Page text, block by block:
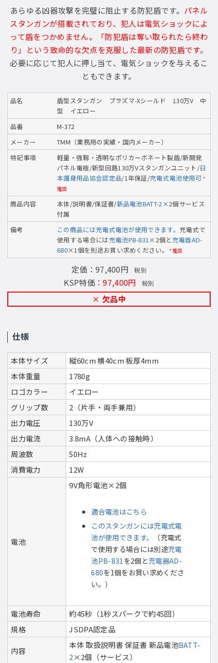
あらゆる凶器攻撃を完璧に阻止する防犯盾です。 パネル
スタンガンが搭載されており、犯人は電気ショックによ
って盾をつかめません。「防犯盾は奪い取られたら終わ
り」という致命的な欠点を克服した最新の防犯盾です。
必要に応じて犯人に押し当て、電気ショックを与えるこ
ともできます。
品名
盾型スタンガン プラズマ-Xシールド 130万V 中
型 イエロー
品番
M-372
メーカー
TMM（業務用の実績・国内メーカー）
特記事項
軽量・強靱・透明なポリカーボネート製盾/新開発
パネル電極/新型回路130万Vスタンガンユニット/日
本護身用品協会認定品/1年保証/充電式電池使用可 *
推奨
商品内容 本体/説明書/保証書/新品電池BATT-2×2個サービス
付属
備考
この商品には充電式電池が使用できます。充電式で
使用する場合には充電池PB-831×2個と充電器AD-
680×1個を別途お買い求めください。 *推奨
定価：97,400円 税別
KSP特価：97,400円 税別
欠品中
仕様
本体サイズ
縦60cm 横40cm 板厚4mm
本体重量
1780g
ロゴカラー
イエロー
グリップ数
2（片手・両手兼用）
出力電圧
130万V
出力電流
3.8mA（人体への接触時）
周波数
50Hz
消費電力
12W
電池
9V角形電池×2個
適合電池はこちら
このスタンガンには充電式電
池が使用できます。
（充電式
で使用する場合には別途充電
池PB-831 を2個と充電器AD-
680を1個をお買い求めくださ
い。）
電池寿命
約45秒（1秒スパークで約45回）
規格
JSDPA認定品
内容
本体 取扱説明書 保証書 新品電池BATT-
2×2個（サービス）